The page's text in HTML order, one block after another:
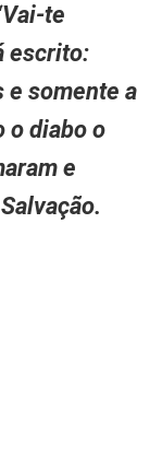
te
escrito:
e somente a
o diabo o
e